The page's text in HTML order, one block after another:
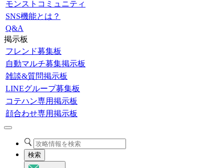
モンストコミュニティ
SNS機能とは？
Q&A
掲示板
フレンド募集板
自動マルチ募集掲示板
雑談&質問掲示板
LINEグループ募集板
コテハン専用掲示板
顔合わせ専用掲示板
検索